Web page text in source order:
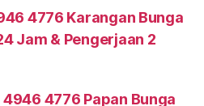
4776 Karangan Bunga
Jam & Pengerjaan 2
4776 Papan Bunga